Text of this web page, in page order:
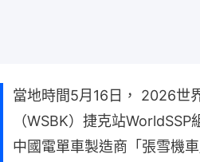
當地時間5月16日， 2026世
（WSBK）捷克站WorldSSP
中國電單車製造商「張雪機